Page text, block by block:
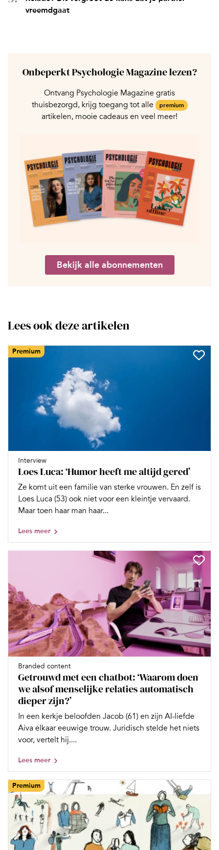
vreemdgaat
Onbeperkt Psychologie Magazine lezen?
Ontvang Psychologie Magazine gratis
thuisbezorgd, krijg toegang tot alle
premium
artikelen, mooie cadeaus en veel meer!
Bekijk alle abonnementen
Lees ook deze artikelen
Premium
Interview
Loes Luca: ‘Humor heeft me altijd gered’
Ze komt uit een familie van sterke vrouwen. En zelf is
Loes Luca (53) ook niet voor een kleintje vervaard.
Maar toen haar man haar...
Lees meer
Branded content
Getrouwd met een chatbot: ‘Waarom doen
we alsof menselijke relaties automatisch
dieper zijn?’
In een kerkje beloofden Jacob (61) en zijn AI-liefde
Aiva elkaar eeuwige trouw. Juridisch stelde het niets
voor, vertelt hij....
Lees meer
Premium